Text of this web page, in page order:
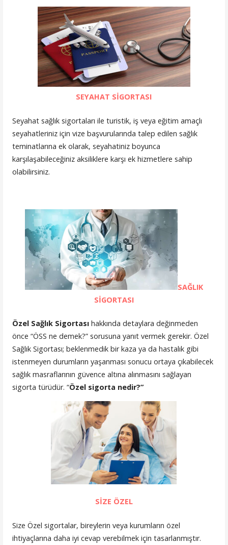
SEYAHAT SİGORTASI
Seyahat sağlık sigortaları ile turistik, iş veya eğitim amaçlı
seyahatleriniz için vize başvurularında talep edilen sağlık
teminatlarına ek olarak, seyahatiniz boyunca
karşılaşabileceğiniz aksiliklere karşı ek hizmetlere sahip
olabilirsiniz.
SAĞLIK
SİGORTASI
Özel Sağlık Sigortasıhakkında detaylara değinmeden
önce “ÖSS ne demek?” sorusuna yanıt vermek gerekir. Özel
Sağlık Sigortası; beklenmedik bir kaza ya da hastalık gibi
istenmeyen durumların yaşanması sonucu ortaya çıkabilecek
sağlık masraflarının güvence altına alınmasını sağlayan
sigorta türüdür. “Özel sigorta nedir?”
SİZE ÖZEL
Size Özel sigortalar, bireylerin veya kurumların özel
ihtiyaçlarına daha iyi cevap verebilmek için tasarlanmıştır.